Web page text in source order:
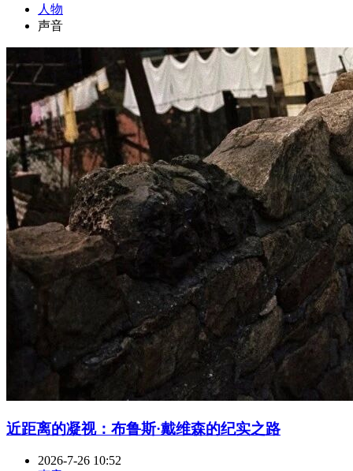
人物
声音
近距离的凝视：布鲁斯·戴维森的纪实之路
2026-7-26 10:52